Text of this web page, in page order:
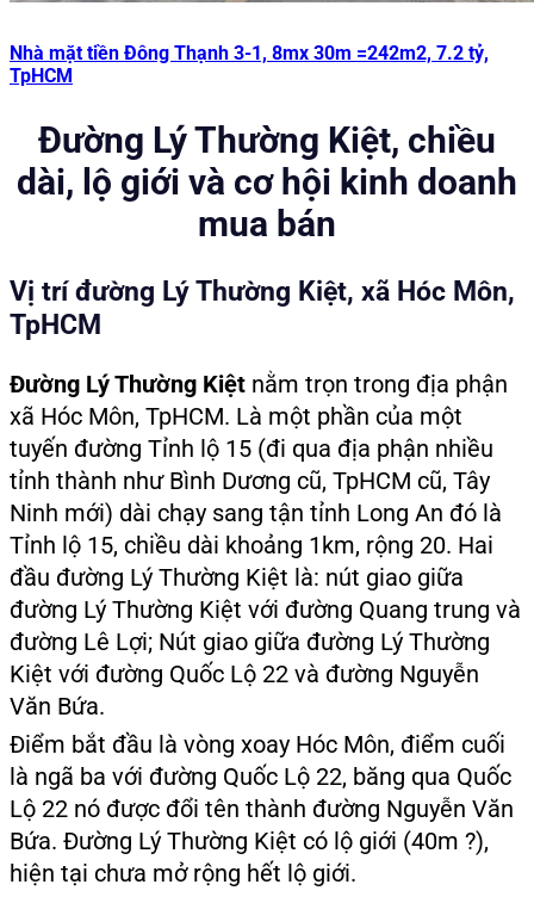
Nhà mặt tiền Đông Thạnh 3-1, 8mx 30m =242m2, 7.2 tỷ,
TpHCM
Đường Lý Thường Kiệt, chiều
dài, lộ giới và cơ hội kinh doanh
mua bán
Vị trí đường Lý Thường Kiệt, xã Hóc Môn,
TpHCM
Đường Lý Thường Kiệt nằm trọn trong địa phận
xã Hóc Môn, TpHCM. Là một phần của một
tuyến đường Tỉnh lộ 15 (đi qua địa phận nhiều
tỉnh thành như Bình Dương cũ, TpHCM cũ, Tây
Ninh mới) dài chạy sang tận tỉnh Long An đó là
Tỉnh lộ 15, chiều dài khoảng 1km, rộng 20. Hai
đầu đường Lý Thường Kiệt là: nút giao giữa
đường Lý Thường Kiệt với đường Quang trung và
đường Lê Lợi; Nút giao giữa đường Lý Thường
Kiệt với đường Quốc Lộ 22 và đường Nguyễn
Văn Bứa.
Điểm bắt đầu là vòng xoay Hóc Môn, điểm cuối
là ngã ba với đường Quốc Lộ 22, băng qua Quốc
Lộ 22 nó được đổi tên thành đường Nguyễn Văn
Bứa. Đường Lý Thường Kiệt có lộ giới (40m ?),
hiện tại chưa mở rộng hết lộ giới.